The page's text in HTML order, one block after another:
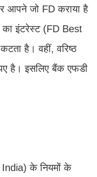
आपने जो FD कराया है
इंटरेस्ट (FD Best
है। वहीं, वरिष्ठ
है। इसलिए बैंक एफडी
के नियमों के